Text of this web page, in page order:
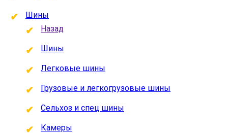
Шины
Назад
Шины
Легковые шины
Грузовые и легкогрузовые шины
Сельхоз и спец шины
Камеры